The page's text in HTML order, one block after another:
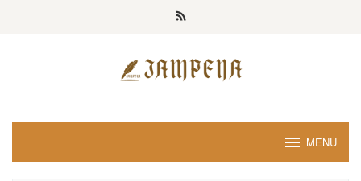
MENU